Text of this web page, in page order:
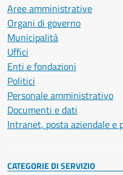
Aree amministrative
Organi di governo
Municipalità
Uffici
Enti e fondazioni
Politici
Personale amministrativo
Documenti e dati
Intranet, posta aziendale e
CATEGORIE DI SERVIZIO